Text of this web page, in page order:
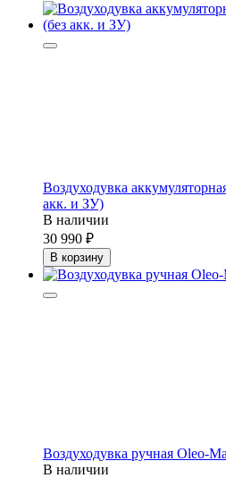
Воздуходувка
акк. и ЗУ)
В наличии
30 990
В корзину
Воздуходувка ручная Oleo-
В наличии